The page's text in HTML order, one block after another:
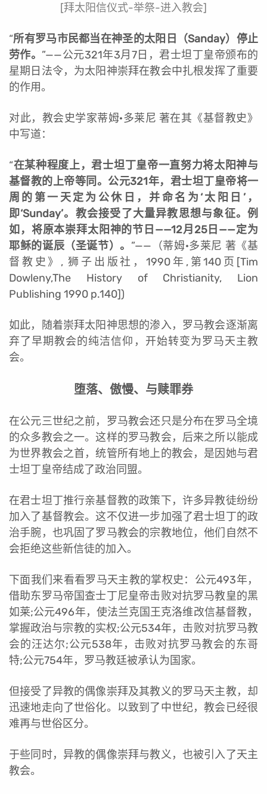
[拜太阳信仪式-举祭-进入教会]
“所有罗马市民都当在神圣的太阳日（Sanday）停止
劳作。 ”——公元321年3月7日，君士坦丁皇帝颁布的
星期日法令，为太阳神崇拜在教会中扎根发挥了重要
的作用。
对此，教会史学家蒂姆·多莱尼 著在其《基督教史》
中写道：
“在某种程度上，君士坦丁皇帝一直努力将太阳神与
基督教的上帝等同。公元321年，君士坦丁皇帝将一
周的第一天定为公休日，并命名为‘太阳日’，
即‘Sunday’。教会接受了大量异教思想与象征。例
如，将原本崇拜太阳神的节日——12月25日——定为
耶稣的诞辰（圣诞节）。 ”——（蒂姆·多莱尼 著《基
督教史》, 狮子出版社，1990年,第140页[Tim
Dowleny,The History of Christianity, Lion
Publishing 1990 p.140])
如此，随着崇拜太阳神思想的渗入，罗马教会逐渐离
弃了早期教会的纯洁信仰，开始转变为罗马天主教
会。
堕落、傲慢、与赎罪券
在公元三世纪之前，罗马教会还只是分布在罗马全境
的众多教会之一。这样的罗马教会，后来之所以能成
为世界教会之首，统管所有地上的教会，是因她与君
士坦丁皇帝结成了政治同盟。
在君士坦丁推行亲基督教的政策下，许多异教徒纷纷
加入了基督教会。这不仅进一步加强了君士坦丁的政
治手腕，也巩固了罗马教会的宗教地位，他们自然不
会拒绝这些新信徒的加入。
下面我们来看看罗马天主教的掌权史：公元493年，
借助东罗马帝国查士丁尼皇帝击败对抗罗马教皇的黑
如莱;公元496年，使法兰克国王克洛维改信基督教，
掌握政治与宗教的实权;公元534年，击败对抗罗马教
会的汪达尔;公元538年，击败对抗罗马教会的东哥
特;公元754年，罗马教廷被承认为国家。
但接受了异教的偶像崇拜及其教义的罗马天主教，却
迅速地走向了世俗化。以致到了中世纪，教会已经很
难再与世俗区分。
于些同时，异教的偶像崇拜与教义，也被引入了天主
教会。